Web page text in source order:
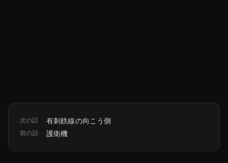
次の話 有刺鉄線の向こう側
前の話 護衛機